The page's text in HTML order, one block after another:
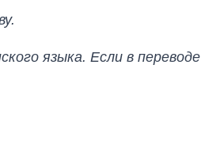
языка. Если в переводе